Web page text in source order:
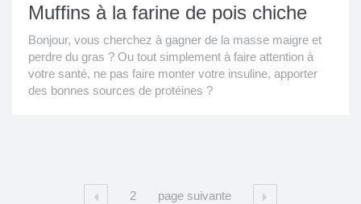
Muffins à la farine de pois chiche
Bonjour, vous cherchez à gagner de la masse maigre et
perdre du gras ? Ou tout simplement à faire attention à
votre santé, ne pas faire monter votre insuline, apporter
des bonnes sources de protéines ?
2 page suivante